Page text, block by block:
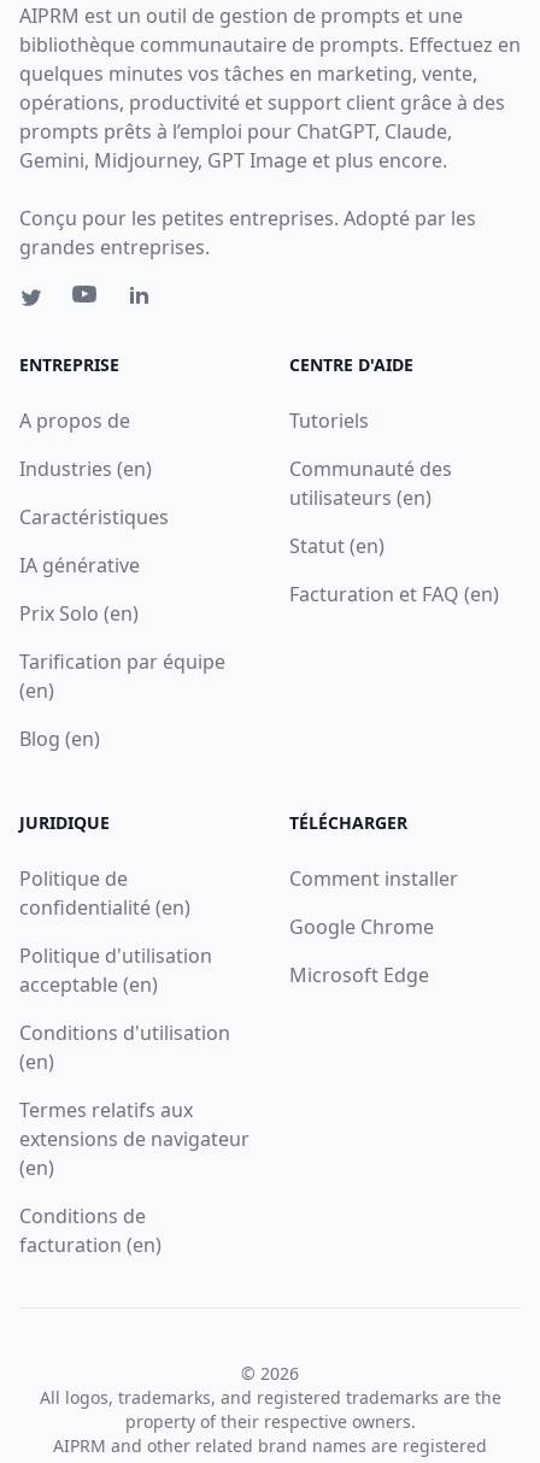
AIPRM est un outil de gestion de prompts et une
bibliothèque communautaire de prompts. Effectuez en
quelques minutes vos tâches en marketing, vente,
opérations, productivité et support client grâce à des
prompts prêts à l’emploi pour ChatGPT, Claude,
Gemini, Midjourney, GPT Image et plus encore.
Conçu pour les petites entreprises. Adopté par les
grandes entreprises.
ENTREPRISE
A propos de
Industries (en)
Caractéristiques
IA générative
Prix Solo (en)
Tarification par équipe
(en)
Blog (en)
CENTRE D'AIDE
Tutoriels
Communauté des
utilisateurs (en)
Statut (en)
Facturation et FAQ (en)
JURIDIQUE
Politique de
confidentialité (en)
Politique d'utilisation
acceptable (en)
Conditions d'utilisation
(en)
Termes relatifs aux
extensions de navigateur
(en)
Conditions de
facturation (en)
TÉLÉCHARGER
Comment installer
Google Chrome
Microsoft Edge
© 2026
All logos, trademarks, and registered trademarks are the
property of their respective owners.
AIPRM and other related brand names are registered